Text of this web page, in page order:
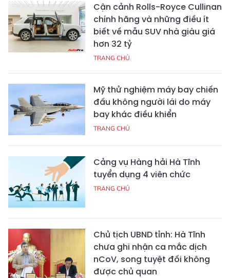
Cận cảnh Rolls-Royce Cullinan
chính hãng và những điều ít
biết về mẫu SUV nhà giàu giá
hơn 32 tỷ
TRANG CHỦ
Mỹ thử nghiệm máy bay chiến
đấu không người lái do máy
bay khác điều khiển
TRANG CHỦ
Cảng vụ Hàng hải Hà Tĩnh
tuyển dụng 4 viên chức
TRANG CHỦ
Chủ tịch UBND tỉnh: Hà Tĩnh
chưa ghi nhận ca mắc dịch
nCoV, song tuyệt đối không
được chủ quan